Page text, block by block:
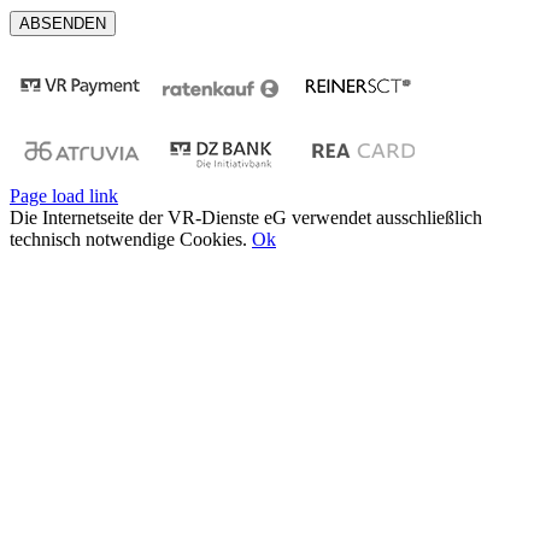
Page load link
Die Internetseite der VR-Dienste eG verwendet ausschließlich
technisch notwendige Cookies. Ok